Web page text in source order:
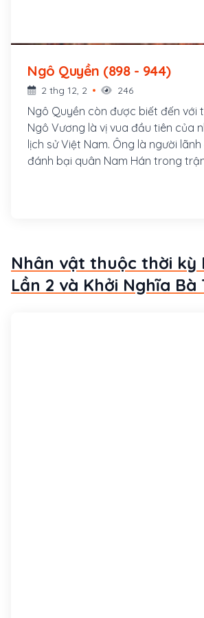
Ngô Quyền (898 - 944)
2 thg 12, 2 246
Ngô Quyền còn được biết đến với
Ngô Vương là vị vua đầu tiên của
lịch sử Việt Nam. Ông là người
đánh bại quân Nam Hán trong
Quyền là người Đường Lâm (Sơn
con gái cho.
Nhân vật thuộc thời kỳ
Lần 2 và Khởi Nghĩa Bà